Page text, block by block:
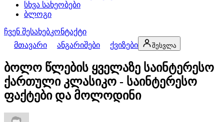
სხვა სახეობები
ბლოგი
ჩვენ შესახებკონტაქტი
მთავარი
ანგარიშები ქვიზები შესვლა
ბოლო წლების ყველაზე საინტერესო
ქართული კლასიკო - საინტერესო
ფაქტები და მოლოდინი